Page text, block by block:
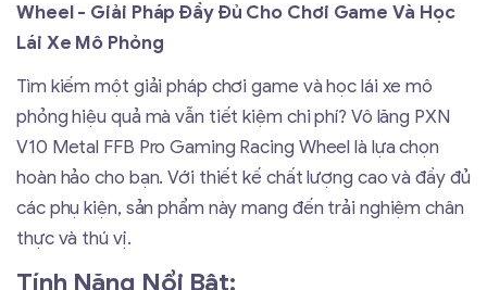
Wheel - Giải Pháp Đầy Đủ Cho Chơi Game Và Học
Lái Xe Mô Phỏng
Tìm kiếm một giải pháp chơi game và học lái xe mô
phỏng hiệu quả mà vẫn tiết kiệm chi phí? Vô lăng PXN
V10 Metal FFB Pro Gaming Racing Wheel là lựa chọn
hoàn hảo cho bạn. Với thiết kế chất lượng cao và đầy đủ
các phụ kiện, sản phẩm này mang đến trải nghiệm chân
thực và thú vị.
Tính Năng Nổi Bật: